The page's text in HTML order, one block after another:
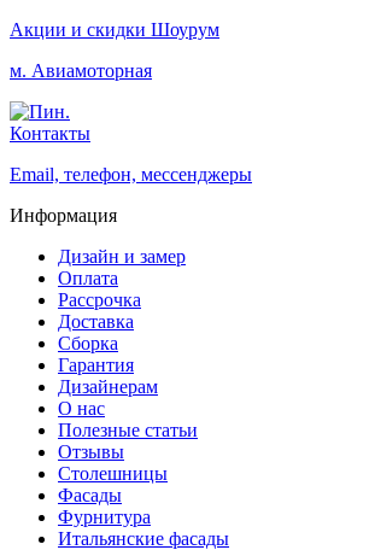
Акции и скидки Шоурум
м. Авиамоторная
Контакты
Email, телефон, мессенджеры
Информация
Дизайн и замер
Оплата
Рассрочка
Доставка
Сборка
Гарантия
Дизайнерам
О нас
Полезные статьи
Отзывы
Столешницы
Фасады
Фурнитура
Итальянские фасады